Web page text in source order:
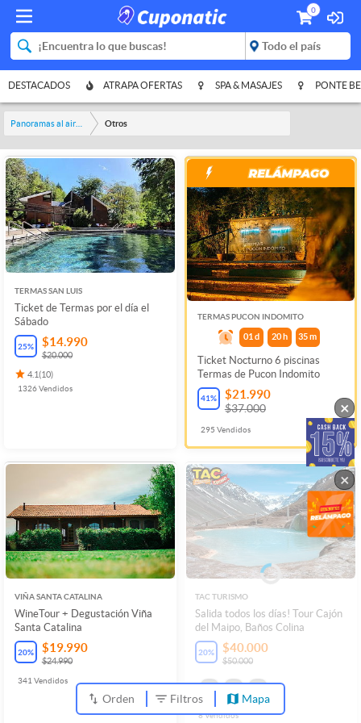
0
DESTACADOS ATRAPA OFERTAS SPA & MASAJES PONTE
Panoramas al aire libre Otros
TERMAS SAN LUIS
Ticket de Termas por el día el
Sábado
25% $14.990
$20.000
4.1(10)
1326Vendidos
TERMAS PUCON INDOMITO
01 d 20 h 35m
Ticket Nocturno 6 piscinas
Termas de Pucon Indomito
41% $21.990
$37.000
295 Vendidos
VIÑA SANTA CATALINA
WineTour + Degustación Viña
Santa Catalina
20% $19.990
$24.990
341 Vendidos
TAC TURISMO
Salida todos los días! Tour Cajón
del Maipo, Baños Colina
20% $40.000
$50.000
8Vendidos
Orden Filtros Mapa
×
×